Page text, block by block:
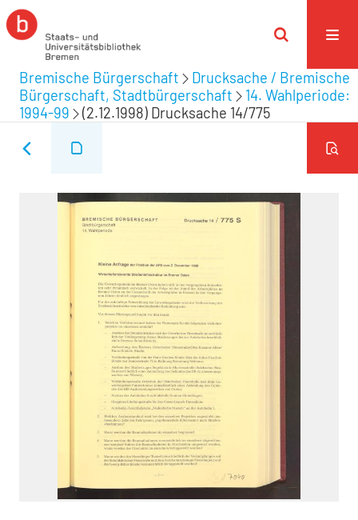
Bremische Bürgerschaft
Drucksache / Bremische
Bürgerschaft, Stadtbürgerschaft
14. Wahlperiode:
1994-99
(2.12.1998) Drucksache 14/775